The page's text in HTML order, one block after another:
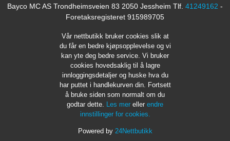
Bayco MC AS Trondheimsveien 83 2050 Jessheim Tlf. 41249162 -
Foretaksregisteret 915989705
Vår nettbutikk bruker cookies slik at
du får en bedre kjøpsopplevelse og vi
kan yte deg bedre service. Vi bruker
cookies hovedsaklig til å lagre
innloggingsdetaljer og huske hva du
har puttet i handlekurven din. Fortsett
å bruke siden som normalt om du
godtar dette. Les mer eller endre
innstillinger for cookies.
Powered by 24Nettbutikk